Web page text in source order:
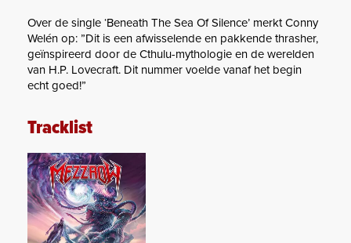
Over de single ‘Beneath The Sea Of Silence’ merkt Conny
Welén op: ”Dit is een afwisselende en pakkende thrasher,
geïnspireerd door de Cthulu-mythologie en de werelden
van H.P. Lovecraft. Dit nummer voelde vanaf het begin
echt goed!”
Tracklist